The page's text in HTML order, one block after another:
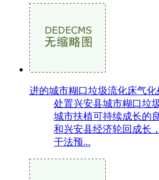
进的城市糊口垃圾流化床气化
处置兴安县城市糊口垃
城市扶植可持续成长的
和兴安县经济轮回成长
干法预...